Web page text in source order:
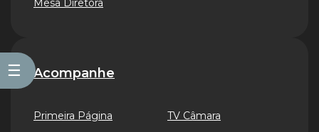
☰
Mesa Diretora
Acompanhe
Primeira Página TV Câmara